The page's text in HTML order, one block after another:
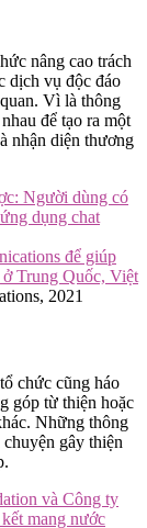
nâng cao trách
dịch vụ độc đáo
Vì là thông
để tạo ra một
nhận diện thương
Người dùng có
dụng chat
để giúp
Trung Quốc, Việt
2021
chức cũng háo
góp từ thiện hoặc
Những thông
gây thiện
và Công ty
mang nước